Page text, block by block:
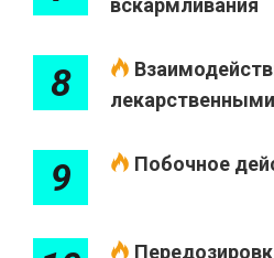
вскармливания
8
9 Побочное